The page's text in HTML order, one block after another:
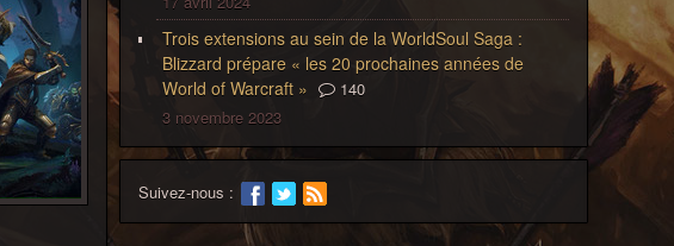
Trois extensions au sein de la WorldSoul Saga :
Blizzard prépare « les 20 prochaines années de
World of Warcraft »
140
3 novembre 2023
Suivez-nous :